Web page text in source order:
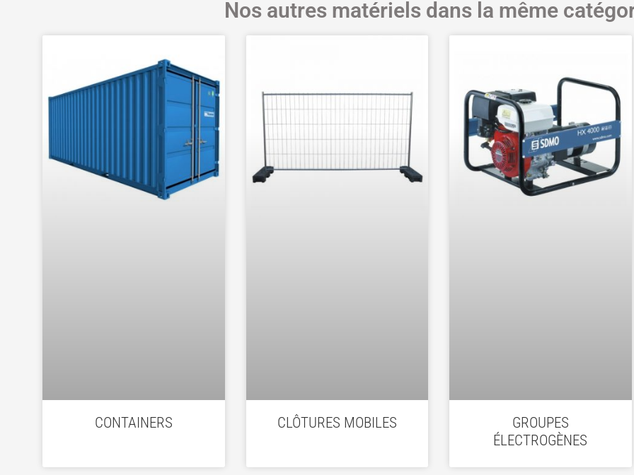
Nos autres matériels dans la même
CONTAINERS CLÔTURES MOBILES
GROUPES
ÉLECTROGÈNES